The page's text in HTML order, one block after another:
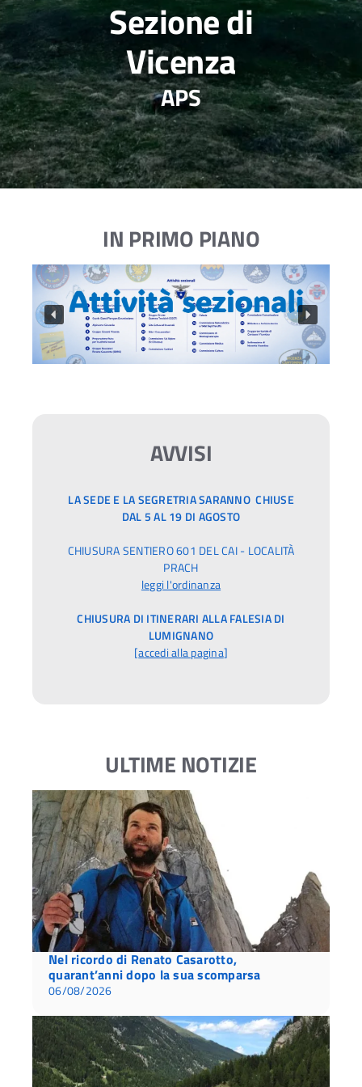
Sezione di
Vicenza
APS
IN PRIMO PIANO
AVVISI
LA SEDE E LA SEGRETRIA SARANNO CHIUSE
DAL 5 AL 19 DI AGOSTO
CHIUSURA SENTIERO 601 DEL CAI - LOCALITÀ
PRACH
leggi l'ordinanza
CHIUSURA DI ITINERARI ALLA FALESIA DI
LUMIGNANO
[accedi alla pagina]
ULTIME NOTIZIE
Nel ricordo di Renato Casarotto,
quarant’anni dopo la sua scomparsa
06/08/2026